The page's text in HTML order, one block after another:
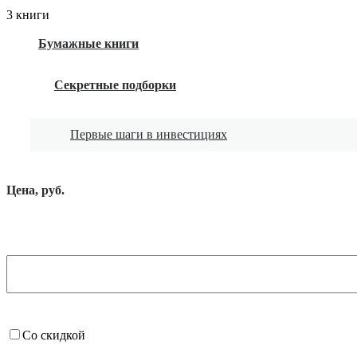
3 книги
Бумажные книги
Секретные подборки
Первые шаги в инвестициях
Цена, руб.
Со скидкой